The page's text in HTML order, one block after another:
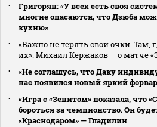
Григорян: «У всех есть своя
многие опасаются, что Дзюба
кухню»
«Важно не терять свои очки.
их». Михаил Кержаков — о матче
«Не соглашусь, что Даку
нас появился новый яркий
«Игра с «Зенитом» показала, что
бороться за чемпионство. Он
«Краснодаром» — Гладилин